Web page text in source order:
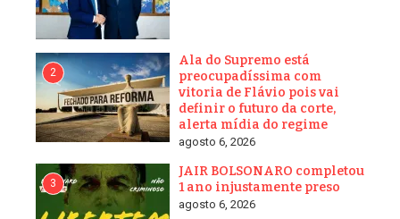
2
Ala do Supremo está
preocupadíssima com
vitoria de Flávio pois vai
definir o futuro da corte,
alerta mídia do regime
agosto 6, 2026
3
JAIR BOLSONARO completou
1 ano injustamente preso
agosto 6, 2026